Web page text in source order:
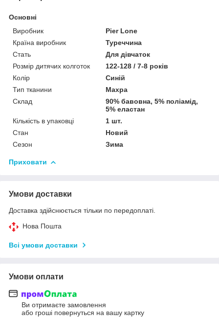
Основні
Виробник
Pier Lone
Країна виробник
Туреччина
Стать
Для дівчаток
Розмір дитячих колготок
122-128 / 7-8 років
Колір
Синій
Тип тканини
Махра
Склад
90% бавовна, 5% поліамід,
5% еластан
Кількість в упаковці
1 шт.
Стан
Новий
Сезон
Зима
Приховати
Умови доставки
Доставка здійснюється тільки по передоплаті.
Нова Пошта
Всі умови доставки
Умови оплати
Ви отримаєте замовлення
або гроші повернуться на вашу картку